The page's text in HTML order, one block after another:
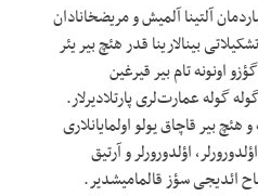
آلتینا آلمیش و مریضخانادان
بینالارینا قدر هئچ بیر یئر
اونونه تام بیر قیرغین
گوله عمارت‌لری پارتلادیرلار.
بیر قاچاق یولو اولمایانلاری
اؤلدورورلر و آرتیق
ائدیجی سؤز قالمامیشدیر.